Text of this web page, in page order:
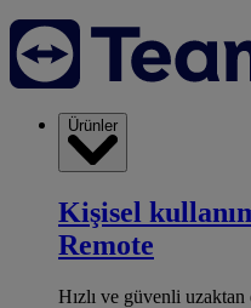
Ürünler
Kişisel
Remote
Hızlı ve güvenli